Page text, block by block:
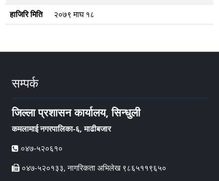
हाजिरि मिति
२०७९ माघ १८
सम्पर्क
जिल्ला प्रशासन कार्यालय, सिन्धुली
कमलामाई नगरपालिका-६, माढीबजार
०४७-५२०६१०
०४७-५२०१३३, नागरिकता अभिलेख ९८६५११९६५०